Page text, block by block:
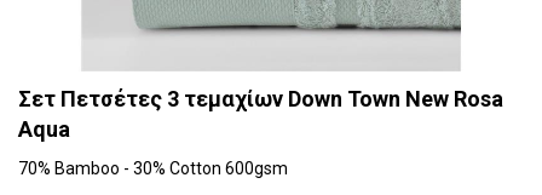
Σετ Πετσέτες 3 τεμαχίων Down Town New Rosa
Aqua
70% Bamboo - 30% Cotton 600gsm